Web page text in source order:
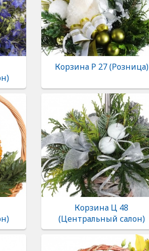
Корзина Р 27 (Розница)
Корзина Ц 48
(Центральный салон)